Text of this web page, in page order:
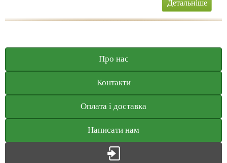
Детальніше
Про нас
Контакти
Оплата і доставка
Написати нам